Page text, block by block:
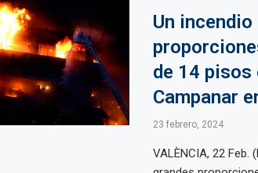
Un incendio
de 14 pisos
Campanar
23 febrero, 2024
VALÈNCIA, 22 Feb.